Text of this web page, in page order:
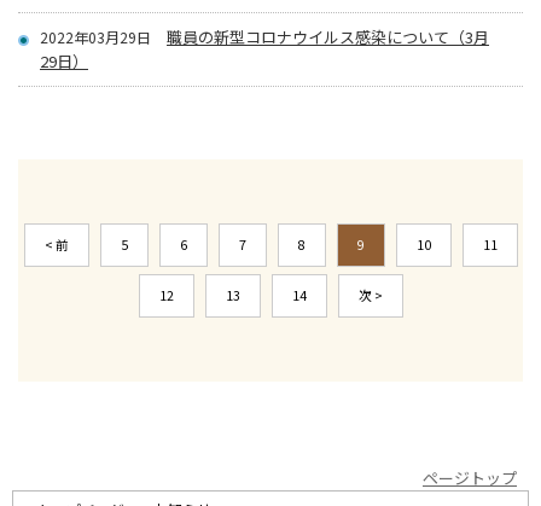
2022年03月29日
職員の新型コロナウイルス感染について（3月
29日）
< 前 5 6 7 8 9 10 11
12 13 14 次 >
ページトップ